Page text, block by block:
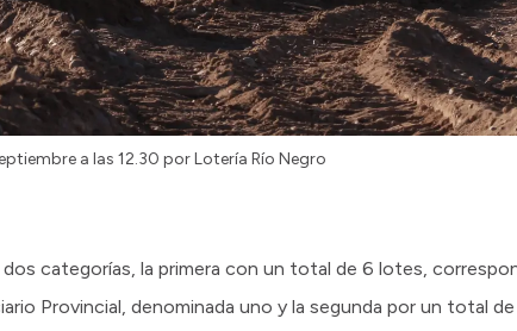
a las 12.30 por Lotería Río Negro
categorías, la primera con un total de 6 lotes,
Provincial, denominada uno y la segunda por un total